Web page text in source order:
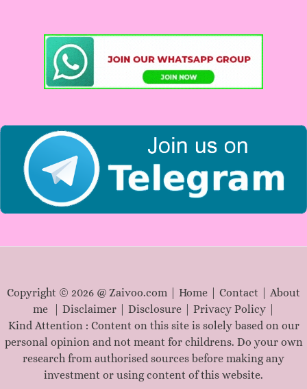
Copyright © 2026 @ Zaivoo.com | Home Contact
About
me
Disclaimer| Disclosure| Privacy Policy|
Kind Attention : Content on this site is solely based on our
personal opinion and not meant for childrens. Do your own
research from authorised sources before making any
investment or using content of this website.